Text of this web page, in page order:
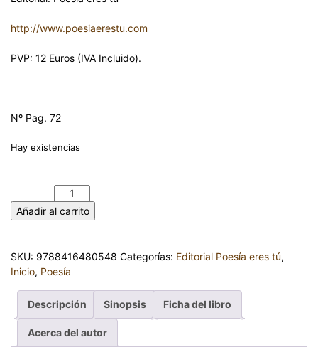
http://www.poesiaerestu.com
PVP: 12 Euros (IVA Incluido).
Nº Pag. 72
Hay existencias
Añadir al carrito
SKU: 9788416480548 Categorías: Editorial Poesía eres tú,
Inicio, Poesía
Descripción Sinopsis Ficha del libro
Acerca del autor